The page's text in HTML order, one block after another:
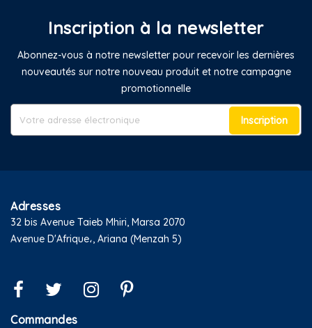
Inscription à la newsletter
Abonnez-vous à notre newsletter pour recevoir les dernières
nouveautés sur notre nouveau produit et notre campagne
promotionnelle
Inscription
Adresses
32 bis Avenue Taieb Mhiri, Marsa 2070
Avenue D'Afrique،, Ariana (Menzah 5)
Commandes